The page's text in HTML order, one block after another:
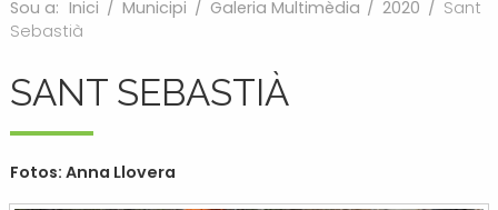
Sou a: Inici / Municipi / Galeria Multimèdia / 2020 / Sant
Sebastià
SANT SEBASTIÀ
Fotos: Anna Llovera